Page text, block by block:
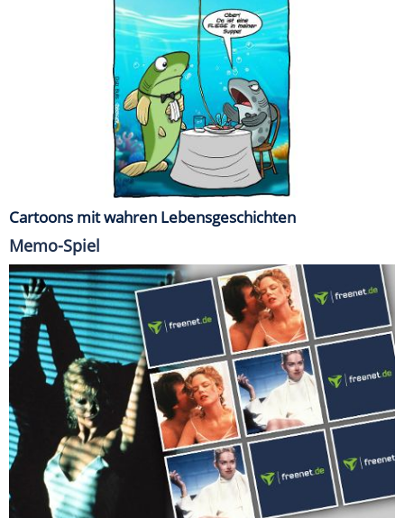
Cartoons mit wahren Lebensgeschichten
Memo-Spiel